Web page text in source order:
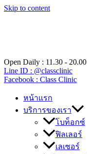
Skip to content
Open Daily : 11.30 - 20.00
Line ID : @classclinic​
Facebook : Class Clinic
หน้าแรก
บริการของเรา
โบท็อกซ์
ฟิลเลอร์
เลเซอร์